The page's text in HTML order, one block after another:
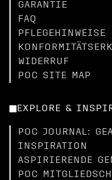
GARANTIE
FAQ
PFLEGEHINWEISE
WIDERRUF
POC SITE MAP
EXPLORE &
POC JOURNAL:
INSPIRATION
ASPIRIERENDE
POC